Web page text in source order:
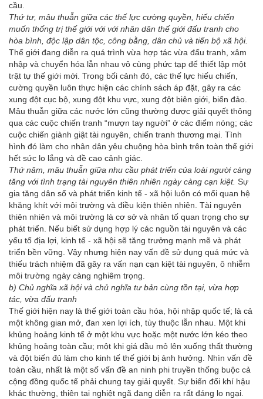
cầu.
Thứ tư, mâu thuẫn giữa các thế lực cường quyền, hiếu chiến
muốn thống trị thế giới với với nhân dân thế giới đấu tranh cho
hòa bình, độc lập dân tộc, công bằng, dân chủ và tiến bộ xã hội.
Thế giới đang diễn ra quá trình vừa hợp tác vừa đấu tranh, xâm
nhập và chuyển hóa lẫn nhau vô cùng phức tạp để thiết lập một
trật tự thế giới mới. Trong bối cảnh đó, các thế lực hiếu chiến,
cường quyền luôn thực hiện các chính sách áp đặt, gây ra các
xung đột cục bộ, xung đột khu vực, xung đột biên giới, biển đảo.
Mâu thuẫn giữa các nước lớn cũng thường được giải quyết thông
qua các cuộc chiến tranh “mượn tay người” ở các điểm nóng; các
cuộc chiến giành giật tài nguyên, chiến tranh thương mại. Tình
hình đó làm cho nhân dân yêu chuộng hòa bình trên toàn thế giới
hết sức lo lắng và đề cao cảnh giác.
Thứ năm, mâu thuẫn giữa nhu cầu phát triển của loài người càng
tăng với tình trạng tài nguyên thiên nhiên ngày càng cạn kiệt. Sự
gia tăng dân số và phát triển kinh tế - xã hội luôn có mối quan hệ
khăng khít với môi trường và điều kiện thiên nhiên. Tài nguyên
thiên nhiên và môi trường là cơ sở và nhân tố quan trọng cho sự
phát triển. Nếu biết sử dụng hợp lý các nguồn tài nguyên và các
yếu tố địa lợi, kinh tế - xã hội sẽ tăng trưởng mạnh mẽ và phát
triển bền vững. Vậy nhưng hiện nay vấn đề sử dụng quá mức và
thiếu trách nhiệm đã gây ra vấn nạn cạn kiệt tài nguyên, ô nhiễm
môi trường ngày càng nghiêm trọng.
b) Chủ nghĩa xã hội và chủ nghĩa tư bản cùng tồn tại, vừa hợp
tác, vừa đấu tranh
Thế giới hiện nay là thế giới toàn cầu hóa, hội nhập quốc tế; là cả
một không gian mở, đan xen lợi ích, tùy thuộc lẫn nhau. Một khi
khủng hoảng kinh tế ở một khu vực hoặc một nước lớn kéo theo
khủng hoảng toàn cầu; một khi giá dầu mỏ lên xuống thất thường
và đột biến đủ làm cho kinh tế thế giới bị ảnh hưởng. Nhìn vấn đề
toàn cầu, nhất là một số vấn đề an ninh phi truyền thống buộc cả
cộng đồng quốc tế phải chung tay giải quyết. Sự biến đổi khí hậu
khác thường, thiên tai nghiệt ngã đang diễn ra rất đáng lo ngại.